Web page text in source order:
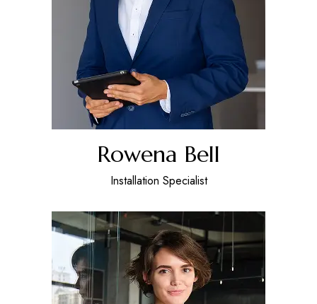
Rowena Bell
Installation Specialist